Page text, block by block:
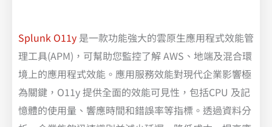
Splunk O11y 是一款功能強大的雲原生應用程式效能管
理工具(APM)，可幫助您監控了解 AWS、地端及混合環
境上的應用程式效能。應用服務效能對現代企業影響極
為關鍵，O11y 提供全面的效能可見性，包括CPU 及記
憶體的使用量、響應時間和錯誤率等指標。透過資料分